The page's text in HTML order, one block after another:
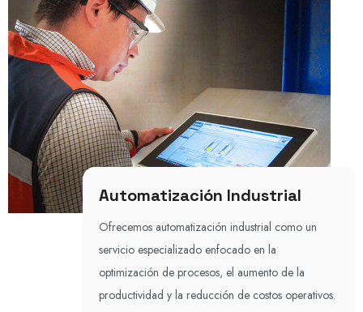
Automatización Industrial
Ofrecemos automatización industrial como un
servicio especializado enfocado en la
optimización de procesos, el aumento de la
productividad y la reducción de costos operativos.